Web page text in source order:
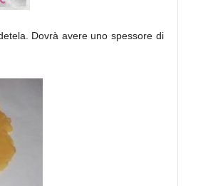
Dovrà avere uno spessore di